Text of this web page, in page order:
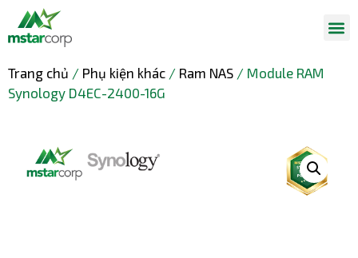
Trang chủ / Phụ kiện khác / Ram NAS / Module RAM
Synology D4EC-2400-16G